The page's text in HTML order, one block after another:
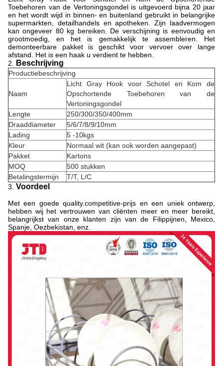
Toebehoren van de Vertoningsgondel is uitgevoerd bijna 20 jaar
en het wordt wijd in binnen- en buitenland gebruikt in belangrijke
supermarkten, detailhandels en apotheken. Zijn laadvermogen
kan ongeveer 80 kg bereiken. De verschijning is eenvoudig en
grootmoedig, en het is gemakkelijk te assembleren. Het
demonteerbare pakket is geschikt voor vervoer over lange
afstand. Het is een haak u verdient te hebben.
2.
Beschrijving
Productiebeschrijving
Naam
Licht Gray Hook voor Schotel en Kom de
Opschortende Toebehoren van de
Vertoningsgondel
Lengte
250/300/350/400mm
Draaddiameter
5/6/7/8/9/10mm
Lading
5 -10kgs
Kleur
Normaal wit (kan ook worden aangepast)
Pakket
Kartons
MOQ
500 stukken
Betalingstermijn
T/T, L/C
3. Voordeel
Met een goede quality.competitive-prijs en een uniek ontwerp,
hebben wij het vertrouwen van cliënten meer en meer bereikt,
belangrijkst van onze klanten zijn van de Filippijnen, Mexico,
Spanje, Oezbekistan, enz.